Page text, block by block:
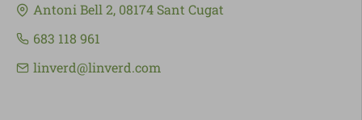
Antoni Bell 2, 08174 Sant Cugat
683 118 961
linverd@linverd.com